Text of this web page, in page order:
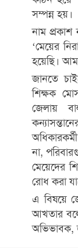
সম্পন্ন হয়।
নাম
‘মেয়ের
হয়েছি।
জানতে
শিক্ষক
জেলায়
না,
মেয়েদের
রোধ করা
এ বিষয়ে
আখতার
অভিভাবক,